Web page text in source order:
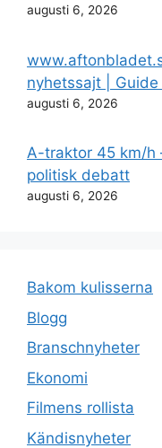
augusti 6, 2026
nyhetssajt |
augusti 6, 2026
A-traktor 45 km/h
politisk debatt
augusti 6, 2026
Bakom kulisserna
Blogg
Branschnyheter
Ekonomi
Filmens rollista
Kändisnyheter